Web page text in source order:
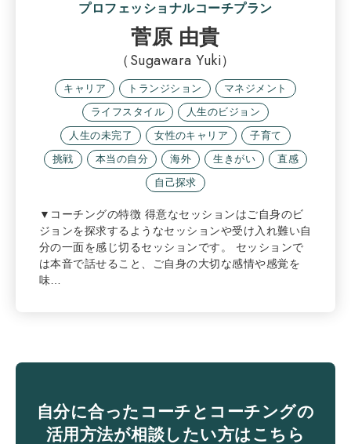
プロフェッショナルコーチプラン
菅原 由貴
（Sugawara Yuki）
キャリア トランジション
マネジメント
ライフスタイル
人生のビジョン
人生の未完了
女性のキャリア
子育て
挑戦
本当の自分 海外 生きがい
直感
自己探求
▼コーチングの特徴 得意なセッションはご自身のビ
ジョンを探求するようなセッションや受け入れ難い自
分の一面を感じ切るセッションです。 セッションで
は本音で話せること、ご自身の大切な感情や感覚を
味…
自分に合ったコーチとコーチングの
活用方法が相談したい方はこちら